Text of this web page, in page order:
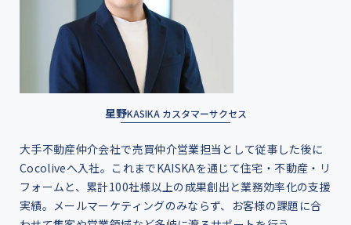
星野KASIKA カスタマーサクセス
大手不動産仲介会社で売買仲介営業担当として従事した後に
Cocoliveへ入社。これまでKAISKAを通じて住宅・不動産・リ
フォームと、累計100社様以上の成果創出と業務効率化の支援
実績。メールマーケティングのみならず、お客様の課題に合